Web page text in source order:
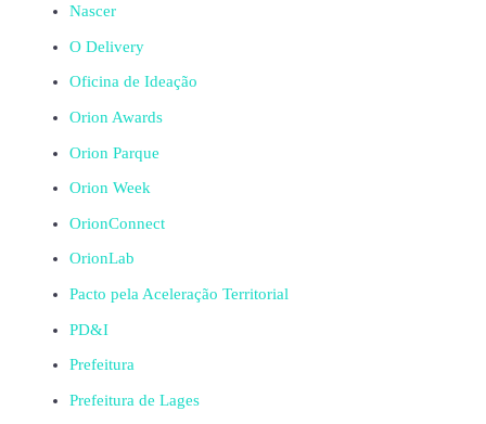
Nascer
O Delivery
Oficina de Ideação
Orion Awards
Orion Parque
Orion Week
OrionConnect
OrionLab
Pacto pela Aceleração Territorial
PD&I
Prefeitura
Prefeitura de Lages